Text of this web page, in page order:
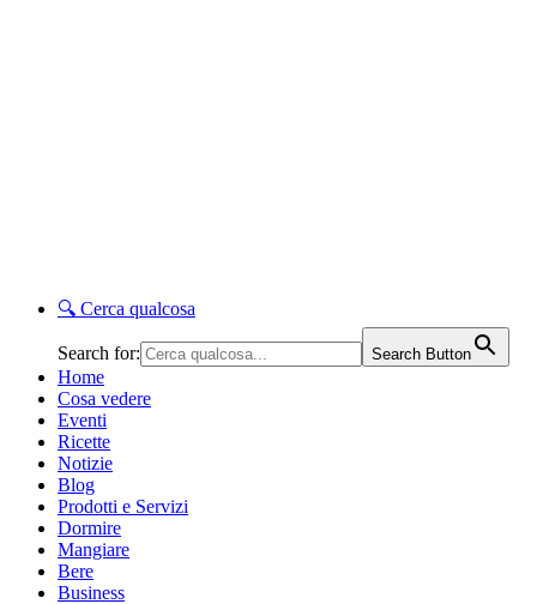
🔍 Cerca qualcosa
Search for: Search Button
Home
Cosa vedere
Eventi
Ricette
Notizie
Blog
Prodotti e Servizi
Dormire
Mangiare
Bere
Business